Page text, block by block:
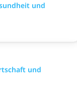
und
und